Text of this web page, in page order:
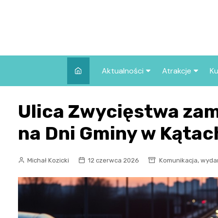
Aktualności
Wszystkie wpisy
Atrakcje
we Wrocławiu
Co warto
Wrocławiu?
Ulica Zwycięstwa
na Dni Gminy w
Michał Kozicki 12 czerwca 2026 Komunikacja,